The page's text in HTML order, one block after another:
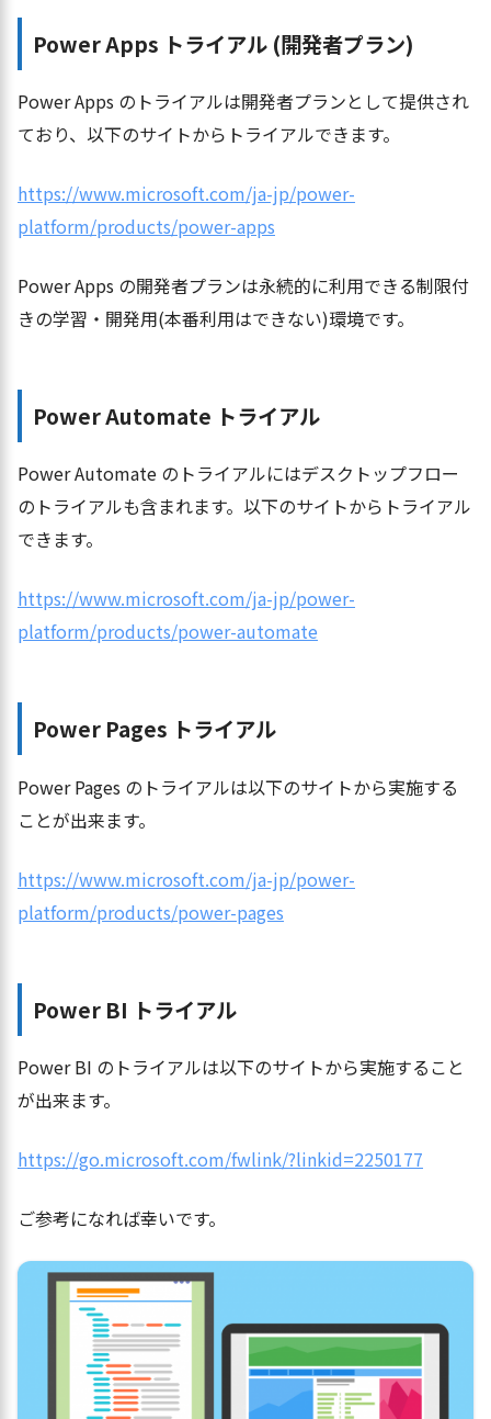
Power Apps トライアル (開発者プラン)
Power Apps のトライアルは開発者プランとして提供され
ており、以下のサイトからトライアルできます。
https://www.microsoft.com/ja-jp/power-
platform/products/power-apps
Power Apps の開発者プランは永続的に利用できる制限付
きの学習・開発用(本番利用はできない)環境です。
Power Automate トライアル
Power Automate のトライアルにはデスクトップフロー
のトライアルも含まれます。以下のサイトからトライアル
できます。
https://www.microsoft.com/ja-jp/power-
platform/products/power-automate
Power Pages トライアル
Power Pages のトライアルは以下のサイトから実施する
ことが出来ます。
https://www.microsoft.com/ja-jp/power-
platform/products/power-pages
Power BI トライアル
Power BI のトライアルは以下のサイトから実施すること
が出来ます。
https://go.microsoft.com/fwlink/?linkid=2250177
ご参考になれば幸いです。